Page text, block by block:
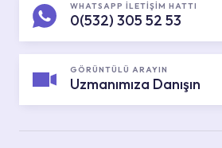
WHATSAPP İLETİŞİM HATTI
0(532) 305 52 53
GÖRÜNTÜLÜ ARAYIN
Uzmanımıza Danışın